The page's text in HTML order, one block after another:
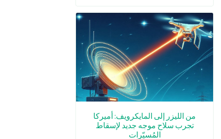
من الليزر إلى المايكرويف: أميركا
تجرب سلاح موجه جديد لإسقاط
المُسيّرات